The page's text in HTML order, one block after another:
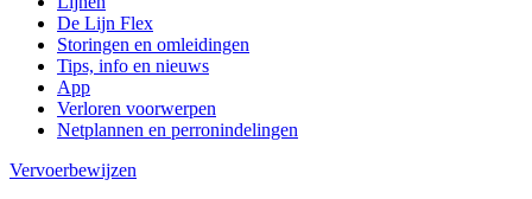
De Lijn Flex
Storingen en omleidingen
Tips, info en nieuws
App
Verloren voorwerpen
Netplannen en perronindelingen
Vervoerbewijzen